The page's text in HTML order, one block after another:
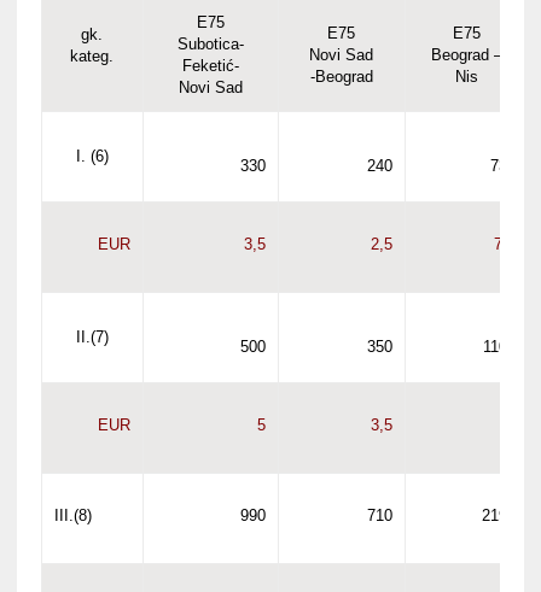
gk.
kateg.
E75
Subotica-
Feketić-
Novi Sad
E75
Novi Sad
-Beograd
E75
Beograd –
Nis
I. (6)
330 240 730
EUR 3,5 2,5 7,5
II.(7)
500 350 1100
EUR 5 3,5
III.(8) 990 710 2190